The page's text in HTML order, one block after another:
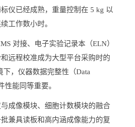
仪已经成熟，重量控制在 5 kg 以
工作数小时。
对接、电子实验记录本（ELN）
远程校准成为大型平台采购时的
下，仪器数据完整性（Data
性能同等重要。
成像模块、细胞计数模块的融合
兼具读板和高内涵成像能力的复